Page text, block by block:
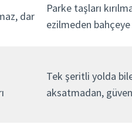
dar
Parke taşları
ezilmeden bahçeye
Tek şeritli yolda
aksatmadan,